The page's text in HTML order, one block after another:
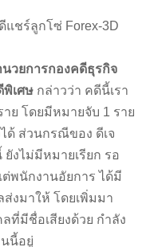
วยการกองคดีธุรกิจ
พิเศษ กล่าวว่า คดีนี้เรา
ย โดยมีหมายจับ 1 ราย
ด้ ส่วนกรณีของ ดีเจ
งไม่มีหมายเรียก รอ
พนักงานอัยการ ได้มี
งมาให้ โดยเพิ่มมา
ที่มีชื่อเสียงด้วย กำลัง
นี้อยู่